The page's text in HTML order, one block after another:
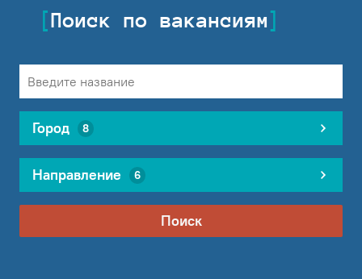
Поиск по вакансиям
Город 8
Направление 6
Поиск